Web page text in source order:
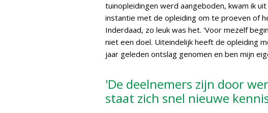
tuinopleidingen werd aangeboden, kwam ik
instantie met de opleiding om te proeven of
Inderdaad, zo leuk was het. 'Voor mezelf
niet een doel. Uiteindelijk heeft de opleiding
jaar geleden ontslag genomen en ben mijn
'De deelnemers zijn door
staat zich snel nieuwe